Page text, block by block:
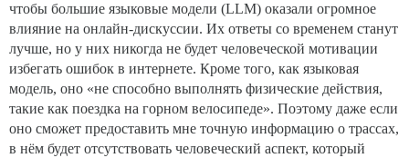
чтобы большие языковые модели (LLM) оказали огромное
влияние на онлайн-дискуссии. Их ответы со временем станут
лучше, но у них никогда не будет человеческой мотивации
избегать ошибок в интернете. Кроме того, как языковая
модель, оно «не способно выполнять физические действия,
такие как поездка на горном велосипеде». Поэтому даже если
оно сможет предоставить мне точную информацию о трассах,
в нём будет отсутствовать человеческий аспект, который